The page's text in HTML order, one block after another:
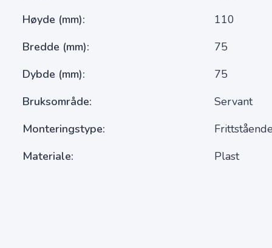
Høyde (mm)
110
Bredde (mm)
75
Dybde (mm)
75
Bruksområde
Servant
Monteringstype
Materiale
Plast